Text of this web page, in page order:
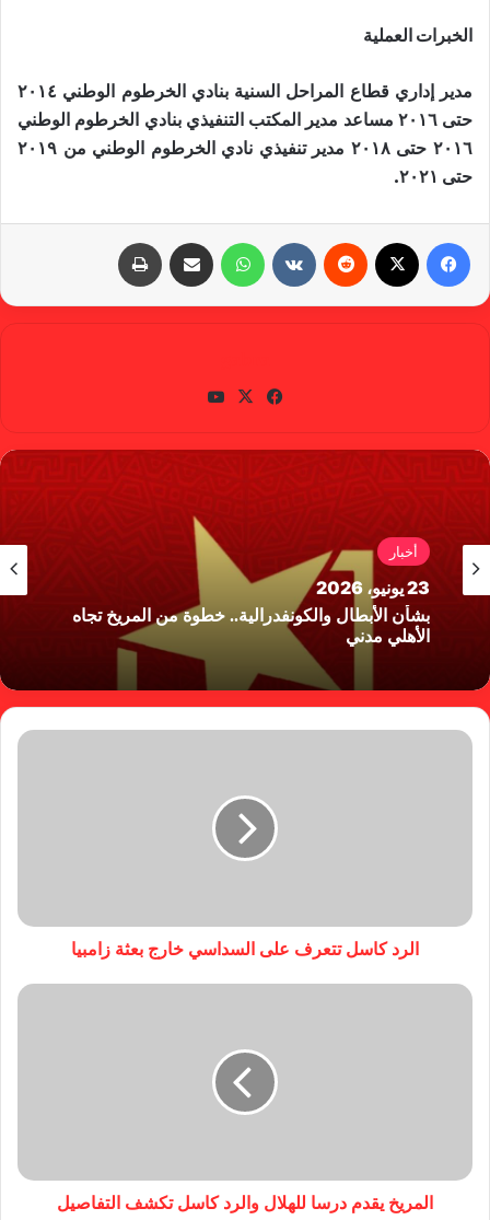
الخبرات العملية
مدير إداري قطاع المراحل السنية بنادي الخرطوم الوطني ٢٠١٤
حتى ٢٠١٦ مساعد مدير المكتب التنفيذي بنادي الخرطوم الوطني
٢٠١٦ حتى ٢٠١٨ مدير تنفيذي نادي الخرطوم الوطني من ٢٠١٩
حتى ٢٠٢١.
واتساب
في
وك
X
أخبار
23 يونيو، 2026
بشأن الأبطال والكونفدرالية.. خطوة من المريخ تجاه
الأهلي مدني
الرد كاسل تتعرف على السداسي خارج بعثة زامبيا
المريخ يقدم درسا للهلال والرد كاسل تكشف التفاصيل